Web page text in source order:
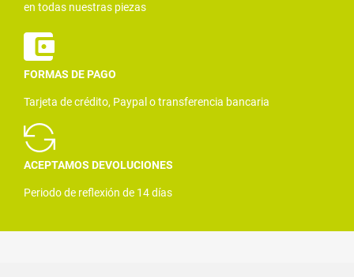
en todas nuestras piezas
FORMAS DE PAGO
Tarjeta de crédito, Paypal o transferencia bancaria
ACEPTAMOS DEVOLUCIONES
Periodo de reflexión de 14 días